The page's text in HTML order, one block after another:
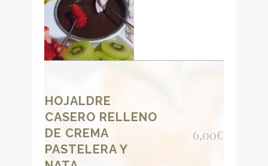
HOJALDRE
CASERO RELLENO
DE CREMA
PASTELERA Y
6,00€